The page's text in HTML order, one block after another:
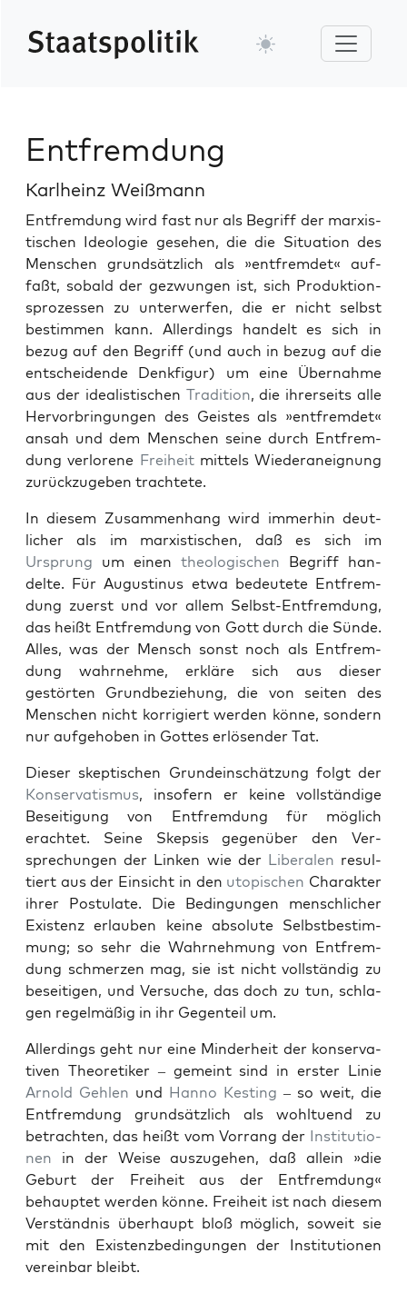
Entfremdung
Karlheinz Weißmann
Ent­frem­dung wird fast nur als Begriff der marx­is­
tis­chen Ide­olo­gie gese­hen, die die Sit­u­a­tion des
Men­schen grund­sät­zlich als »ent­fremdet« auf­
faßt, sobald der gezwun­gen ist, sich Pro­duk­tion­
sprozessen zu unter­w­er­fen, die er nicht selb­st
bes­tim­men kann. Allerd­ings han­delt es sich in
bezug auf den Begriff (und auch in bezug auf die
entschei­dende Denk­fig­ur) um eine Über­nahme
aus der ide­al­is­tis­chen Tra­di­tion, die ihrer­seits alle
Her­vor­bringun­gen des Geistes als »ent­fremdet«
ansah und dem Men­schen seine durch Ent­frem­
dung ver­lorene Frei­heitmit­tels Wieder­aneig­nung
zurück­zugeben tra­chtete.
In diesem Zusam­men­hang wird immer­hin deut­
lich­er als im marx­is­tis­chen, daß es sich im
Ursprung um einen the­ol­o­gis­chen Begriff han­
delte. Für Augusti­nus etwa bedeutete Ent­frem­
dung zuerst und vor allem Selb­st-Ent­frem­dung,
das heißt Ent­frem­dung von Gott durch die Sünde.
Alles, was der Men­sch son­st noch als Ent­frem­
dung wahrnehme, erk­läre sich aus dieser
gestörten Grund­beziehung, die von seit­en des
Men­schen nicht kor­rigiert wer­den könne, son­dern
nur aufge­hoben in Gottes erlösender Tat.
Dieser skep­tis­chen Grun­dein­schätzung fol­gt der
Kon­ser­vatismus, insofern er keine voll­ständi­ge
Besei­t­i­gung von Ent­frem­dung für möglich
erachtet. Seine Skep­sis gegenüber den Ver­
sprechun­gen der Linken wie der Lib­eralen resul­
tiert aus der Ein­sicht in den utopis­chen Charak­ter
ihrer Pos­tu­late. Die Bedin­gun­gen men­schlich­er
Exis­tenz erlauben keine absolute Selb­st­bes­tim­
mung; so sehr die Wahrnehmung von Ent­frem­
dung schmerzen mag, sie ist nicht voll­ständig zu
beseit­i­gen, und Ver­suche, das doch zu tun, schla­
gen regelmäßig in ihr Gegen­teil um.
Allerd­ings geht nur eine Min­der­heit der kon­ser­v­a­
tiv­en The­o­retik­er – gemeint sind in erster Lin­ie
Arnold Gehlen und Han­no Kest­ing – so weit, die
Ent­frem­dung grund­sät­zlich als wohltuend zu
betra­cht­en, das heißt vom Vor­rang der Insti­tu­tio­
nen in der Weise auszuge­hen, daß allein »die
Geburt der Frei­heit aus der Ent­frem­dung«
behauptet wer­den könne. Frei­heit ist nach diesem
Ver­ständ­nis über­haupt bloß möglich, soweit sie
mit den Exis­tenzbe­din­gun­gen der Insti­tu­tio­nen
vere­in­bar bleibt.